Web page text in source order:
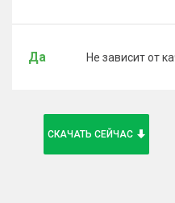
Да Не зависит от
СКАЧАТЬ СЕЙЧАС